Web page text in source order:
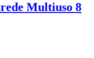
Multiuso 8